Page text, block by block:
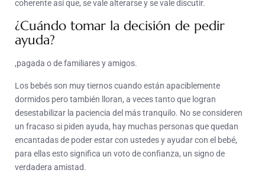
coherente así que, se vale alterarse y se vale discutir.
¿Cuándo tomar la decisión de pedir
ayuda?
,pagada o de familiares y amigos.
Los bebés son muy tiernos cuando están apaciblemente
dormidos pero también lloran, a veces tanto que logran
desestabilizar la paciencia del más tranquilo. No se consideren
un fracaso si piden ayuda, hay muchas personas que quedan
encantadas de poder estar con ustedes y ayudar con el bebé,
para ellas esto significa un voto de confianza, un signo de
verdadera amistad.